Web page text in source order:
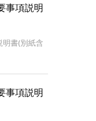
事項説明
明書(別紙含
事項説明